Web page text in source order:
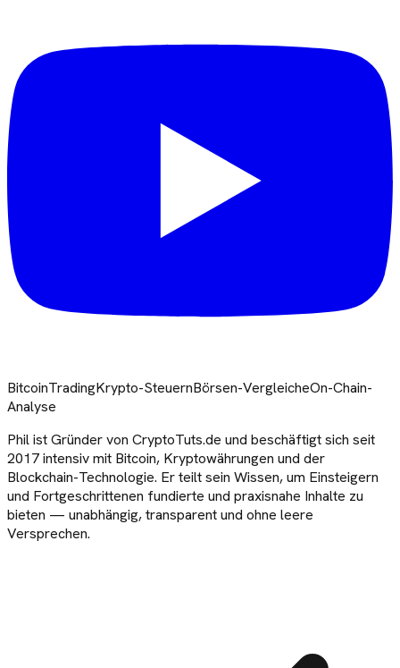
BitcoinTradingKrypto-SteuernBörsen-VergleicheOn-Chain-
Analyse
Phil ist Gründer von CryptoTuts.de und beschäftigt sich seit
2017 intensiv mit Bitcoin, Kryptowährungen und der
Blockchain-Technologie. Er teilt sein Wissen, um Einsteigern
und Fortgeschrittenen fundierte und praxisnahe Inhalte zu
bieten — unabhängig, transparent und ohne leere
Versprechen.